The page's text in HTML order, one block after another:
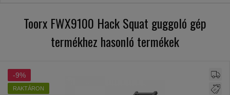
Toorx FWX9100 Hack Squat guggoló gép
termékhez hasonló termékek
-9%
RAKTÁRON